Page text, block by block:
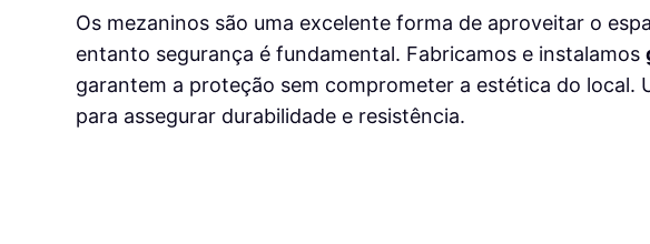
Os mezaninos são uma excelente forma de aproveitar o
entanto segurança é fundamental. Fabricamos e instalamos
garantem a proteção sem comprometer a estética do local.
para assegurar durabilidade e resistência.